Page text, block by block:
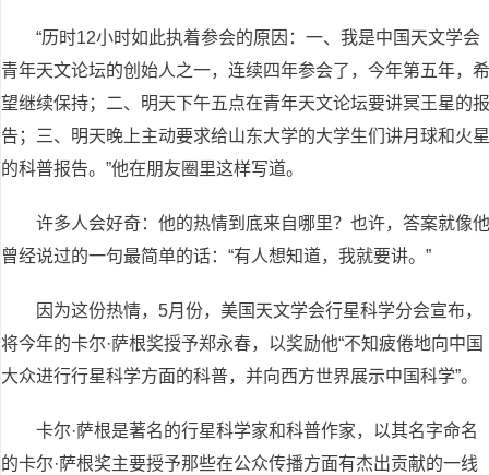
“历时12小时如此执着参会的原因：一、我是中国天文学会
青年天文论坛的创始人之一，连续四年参会了，今年第五年，希
望继续保持；二、明天下午五点在青年天文论坛要讲冥王星的报
告；三、明天晚上主动要求给山东大学的大学生们讲月球和火星
的科普报告。”他在朋友圈里这样写道。
许多人会好奇：他的热情到底来自哪里？也许，答案就像他
曾经说过的一句最简单的话：“有人想知道，我就要讲。”
因为这份热情，5月份，美国天文学会行星科学分会宣布，
将今年的卡尔·萨根奖授予郑永春，以奖励他“不知疲倦地向中国
大众进行行星科学方面的科普，并向西方世界展示中国科学”。
卡尔·萨根是著名的行星科学家和科普作家，以其名字命名
的卡尔·萨根奖主要授予那些在公众传播方面有杰出贡献的一线